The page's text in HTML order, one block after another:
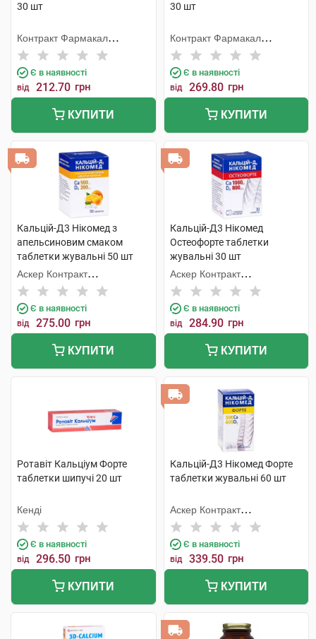
30 шт
Контракт Фармакал
Корпорейшн
Є в наявності
від 212.70 грн
КУПИТИ
30 шт
Контракт Фармакал
Корпорейшн
Є в наявності
від 269.80 грн
КУПИТИ
Кальцій-Д3 Нікомед з
апельсиновим смаком
таблетки жувальні 50 шт
Аскер Контракт
Мануфекчерінг АС
Є в наявності
від 275.00 грн
КУПИТИ
Кальцій-Д3 Нікомед
Остеофорте таблетки
жувальні 30 шт
Аскер Контракт
Мануфекчерінг АС
Є в наявності
від 284.90 грн
КУПИТИ
Ротавіт Кальціум Форте
таблетки шипучі 20 шт
Кенді
Є в наявності
від 296.50 грн
КУПИТИ
Кальцій-Д3 Нікомед Форте
таблетки жувальні 60 шт
Аскер Контракт
Мануфекчерінг АС
Є в наявності
від 339.50 грн
КУПИТИ